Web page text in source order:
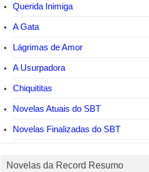
Querida Inimiga
A Gata
Lágrimas de Amor
A Usurpadora
Chiquititas
Novelas Atuais do SBT
Novelas Finalizadas do SBT
Novelas da Record Resumo